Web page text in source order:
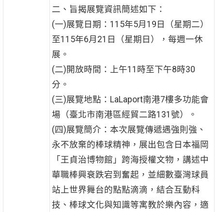
二、旨揭展覽資訊簡述如下：
(一)展覽日期：115年5月19日（星期二）
至115年6月21日（星期日），每週一休
展。
(二)開放時間：上午11時至下午8時30
分。
(三)展覽地點：LaLaport南港7樓多功能會
場（臺北市南港區經貿二路131號）。
(四)展覽簡介：本次展覽傳遞遇強則強、
永不放棄的棒球精神，展出包含日本福岡
「王貞治博物館」跨海授權文物，講述中
華職棒興衰跌宕到奮起，並細數臺灣球員
站上世界舞台的點點滴滴，結合互動科
技、棒球文化與知識等寓教於樂內容，適